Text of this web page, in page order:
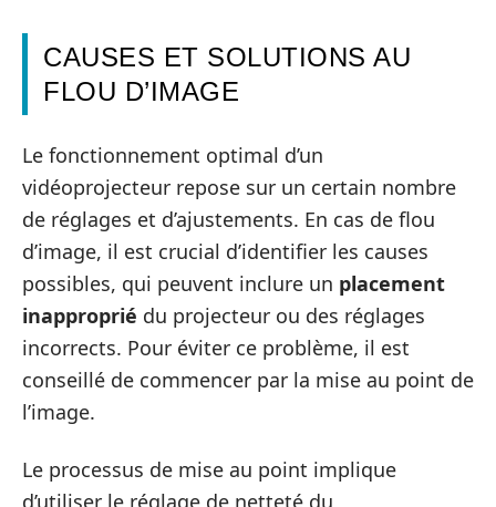
CAUSES ET SOLUTIONS AU
FLOU D’IMAGE
Le fonctionnement optimal d’un
vidéoprojecteur repose sur un certain nombre
de réglages et d’ajustements. En cas de flou
d’image, il est crucial d’identifier les causes
possibles, qui peuvent inclure un placement
inapproprié du projecteur ou des réglages
incorrects. Pour éviter ce problème, il est
conseillé de commencer par la mise au point de
l’image.
Le processus de mise au point implique
d’utiliser le réglage de netteté du